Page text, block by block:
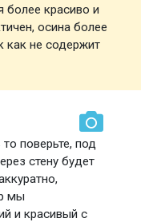
более красиво и
осина более
как не содержит
поверьте, под
стену будет
мы
и красивый с